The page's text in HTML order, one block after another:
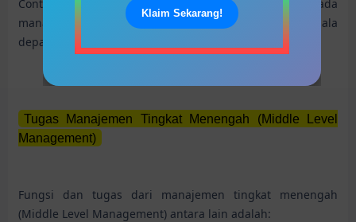
Klaim Sekarang!
Contoh dari tingkatan manajer perusahaan pada
manajemen menengah adalah manajer cabang, kepala
departemen atau HOD, atau junior executive.
Tugas Manajemen Tingkat Menengah (Middle Level
Management)
Fungsi dan tugas dari manajemen tingkat menengah
(Middle Level Management) antara lain adalah: